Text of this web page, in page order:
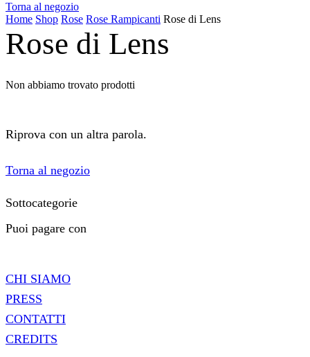
Torna al negozio
Home Shop Rose Rose Rampicanti Rose di Lens
Rose di Lens
Non abbiamo trovato prodotti
Riprova con un altra parola.
Torna al negozio
Sottocategorie
Puoi pagare con
CHI SIAMO
PRESS
CONTATTI
CREDITS